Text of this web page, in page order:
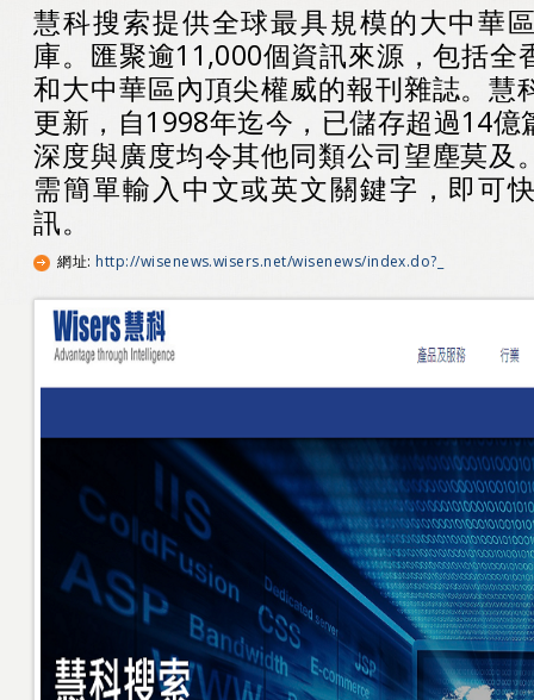
慧科搜索提供全球最具規模的大中華
庫。匯聚逾11,000個資訊來源，包括全
和大中華區內頂尖權威的報刊雜誌。慧
更新，自1998年迄今，已儲存超過14億
深度與廣度均令其他同類公司望塵莫及
需簡單輸入中文或英文關鍵字，即可
訊。
網址: http://wisenews.wisers.net/wisenews/index.do?_